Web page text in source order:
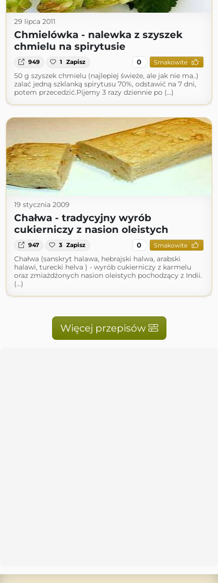
29 lipca 2011
Chmielówka - nalewka z szyszek
chmielu na spirytusie
949 1 Zapisz 0 Smakowite
50 g szyszek chmielu (najlepiej świeże, ale jak nie ma..)
zalać jedną szklanką spirytusu 70%, odstawić na 7 dni,
potem przecedzić.Pijemy 3 razy dziennie po (...)
19 stycznia 2009
Chałwa - tradycyjny wyrób
cukierniczy z nasion oleistych
947 3 Zapisz 0 Smakowite
Chałwa (sanskryt halawa, hebrajski halwa, arabski
halawi, turecki helva ) - wyrób cukierniczy z karmelu
oraz zmiażdżonych nasion oleistych pochodzący z Indii.
(...)
Więcej przepisów